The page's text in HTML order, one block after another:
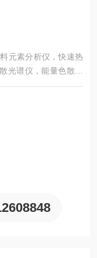
元素分析仪，快速热
光谱仪，能量色散光
X荧光光谱仪，气相色